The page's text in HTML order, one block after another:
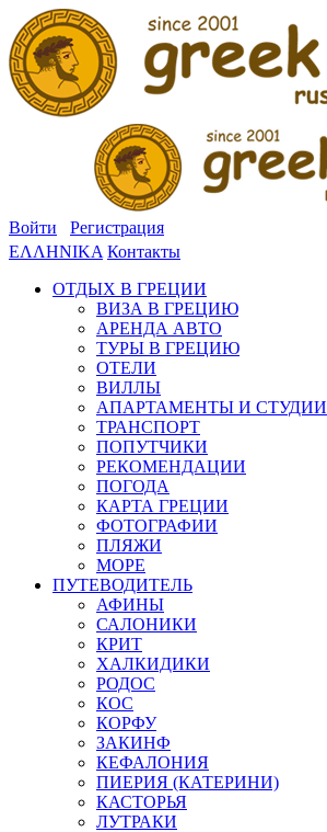
Войти
Регистрация
ΕΛΛΗΝΙΚΑ Контакты
ОТДЫХ В ГРЕЦИИ
ВИЗА В ГРЕЦИЮ
АРЕНДА АВТО
ТУРЫ В ГРЕЦИЮ
ОТЕЛИ
ВИЛЛЫ
АПАРТАМЕНТЫ И СТУДИИ
ТРАНСПОРТ
ПОПУТЧИКИ
РЕКОМЕНДАЦИИ
ПОГОДА
КАРТА ГРЕЦИИ
ФОТОГРАФИИ
ПЛЯЖИ
МОРЕ
ПУТЕВОДИТЕЛЬ
АФИНЫ
САЛОНИКИ
КРИТ
ХАЛКИДИКИ
РОДОС
КОС
КОРФУ
ЗАКИНФ
КЕФАЛОНИЯ
ПИЕРИЯ (КАТЕРИНИ)
КАСТОРЬЯ
ЛУТРАКИ